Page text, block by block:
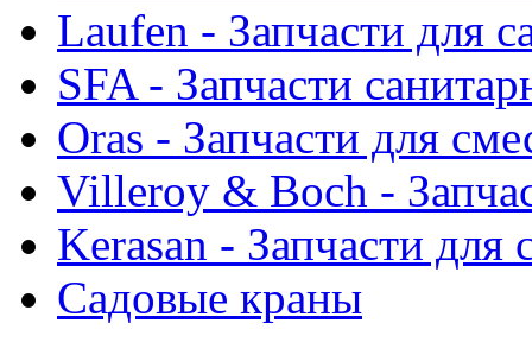
Laufen - Запчасти для
SFA - Запчасти
Oras - Запчасти для
Villeroy & Boch -
Kerasan - Запчасти для
Садовые краны